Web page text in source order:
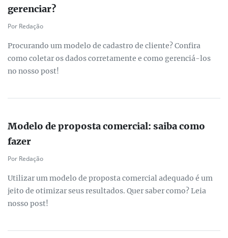
gerenciar?
Por Redação
Procurando um modelo de cadastro de cliente? Confira
como coletar os dados corretamente e como gerenciá-los
no nosso post!
Modelo de proposta comercial: saiba como
fazer
Por Redação
Utilizar um modelo de proposta comercial adequado é um
jeito de otimizar seus resultados. Quer saber como? Leia
nosso post!